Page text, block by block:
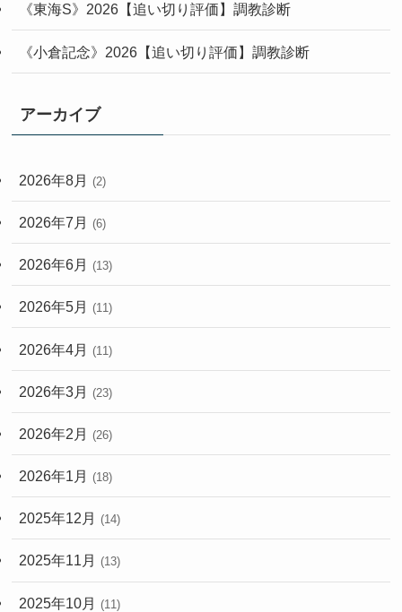
《東海S》2026【追い切り評価】調教診断
《小倉記念》2026【追い切り評価】調教診断
アーカイブ
2026年8月 (2)
2026年7月 (6)
2026年6月 (13)
2026年5月 (11)
2026年4月 (11)
2026年3月 (23)
2026年2月 (26)
2026年1月 (18)
2025年12月 (14)
2025年11月 (13)
2025年10月 (11)